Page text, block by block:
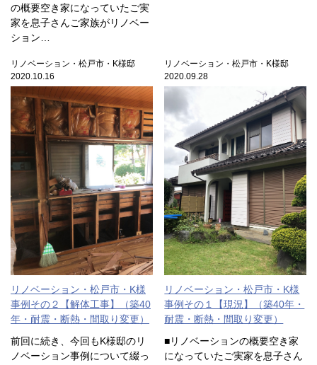
の概要空き家になっていたご実
家を息子さんご家族がリノベー
ション…
リノベーション・松戸市・K様邸
2020.10.16
リノベーション・松戸市・K様
事例その２【解体工事】（築40
年・耐震・断熱・間取り変更）
前回に続き、今回もK様邸のリ
ノベーション事例について綴っ
リノベーション・松戸市・K様邸
2020.09.28
リノベーション・松戸市・K様
事例その１【現況】（築40年・
耐震・断熱・間取り変更）
■リノベーションの概要空き家
になっていたご実家を息子さん